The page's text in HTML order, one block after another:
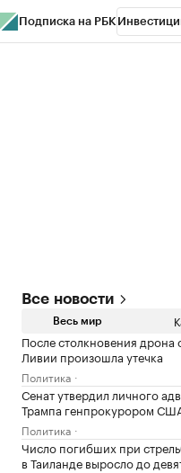
Подписка на РБК
Все новости
Весь мир
После столкновения дрона
Ливии произошла утечка
Политика
Сенат утвердил личного
Трампа генпрокурором
Политика
Число погибших при
в Таиланде выросло до